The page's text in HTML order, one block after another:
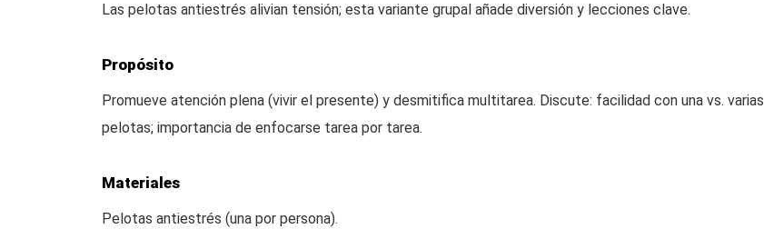
Las pelotas antiestrés alivian tensión; esta variante grupal añade diversión y lecciones clave.
Propósito
Promueve atención plena (vivir el presente) y desmitifica multitarea. Discute: facilidad con una vs. varias
pelotas; importancia de enfocarse tarea por tarea.
Materiales
Pelotas antiestrés (una por persona).